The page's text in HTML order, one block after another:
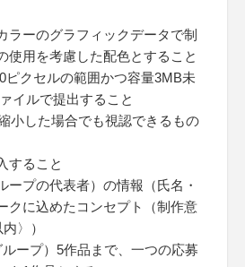
ーのグラフィックデータで制
使用を考慮した配色とすること
ピクセルの範囲かつ容量3MB未
イルで提出すること
小した場合でも視認できるもの
すること
ープの代表者）の情報（氏名・
クに込めたコンセプト（制作意
〉）
ープ）5作品まで、一つの応募